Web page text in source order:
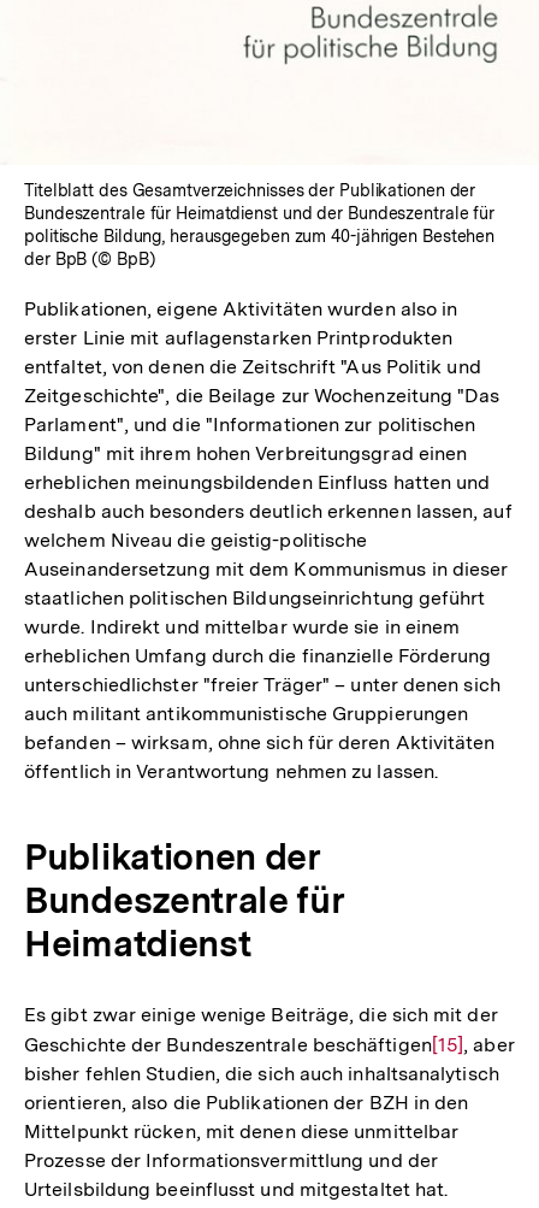
Titelblatt des Gesamtverzeichnisses der Publikationen der
Bundeszentrale für Heimatdienst und der Bundeszentrale für
politische Bildung, herausgegeben zum 40-jährigen Bestehen
der BpB (© BpB)
Publikationen, eigene Aktivitäten wurden also in
erster Linie mit auflagenstarken Printprodukten
entfaltet, von denen die Zeitschrift "Aus Politik und
Zeitgeschichte", die Beilage zur Wochenzeitung "Das
Parlament", und die "Informationen zur politischen
Bildung" mit ihrem hohen Verbreitungsgrad einen
erheblichen meinungsbildenden Einfluss hatten und
deshalb auch besonders deutlich erkennen lassen, auf
welchem Niveau die geistig-politische
Auseinandersetzung mit dem Kommunismus in dieser
staatlichen politischen Bildungseinrichtung geführt
wurde. Indirekt und mittelbar wurde sie in einem
erheblichen Umfang durch die finanzielle Förderung
unterschiedlichster "freier Träger" – unter denen sich
auch militant antikommunistische Gruppierungen
befanden – wirksam, ohne sich für deren Aktivitäten
öffentlich in Verantwortung nehmen zu lassen.
Publikationen der
Bundeszentrale für
Heimatdienst
Es gibt zwar einige wenige Beiträge, die sich mit der
Geschichte der Bundeszentrale beschäftigenZur
Auflösung
der
Fußnote
[15], aber
bisher fehlen Studien, die sich auch inhaltsanalytisch
orientieren, also die Publikationen der BZH in den
Mittelpunkt rücken, mit denen diese unmittelbar
Prozesse der Informationsvermittlung und der
Urteilsbildung beeinflusst und mitgestaltet hat.